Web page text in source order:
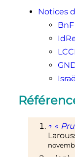
Notices
BnF
Israël
↑ «